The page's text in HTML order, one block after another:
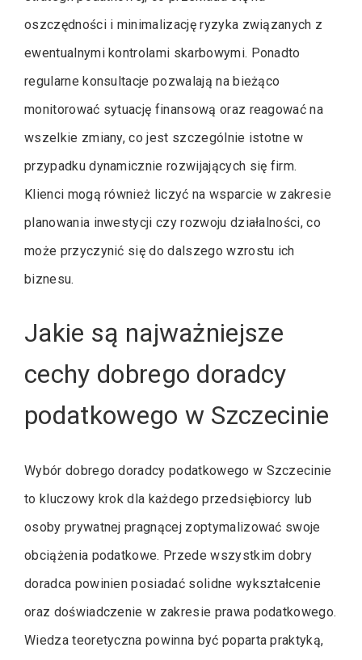
oszczędności i minimalizację ryzyka związanych z
ewentualnymi kontrolami skarbowymi. Ponadto
regularne konsultacje pozwalają na bieżąco
monitorować sytuację finansową oraz reagować na
wszelkie zmiany, co jest szczególnie istotne w
przypadku dynamicznie rozwijających się firm.
Klienci mogą również liczyć na wsparcie w zakresie
planowania inwestycji czy rozwoju działalności, co
może przyczynić się do dalszego wzrostu ich
biznesu.
Jakie są najważniejsze
cechy dobrego doradcy
podatkowego w Szczecinie
Wybór dobrego doradcy podatkowego w Szczecinie
to kluczowy krok dla każdego przedsiębiorcy lub
osoby prywatnej pragnącej zoptymalizować swoje
obciążenia podatkowe. Przede wszystkim dobry
doradca powinien posiadać solidne wykształcenie
oraz doświadczenie w zakresie prawa podatkowego.
Wiedza teoretyczna powinna być poparta praktyką,